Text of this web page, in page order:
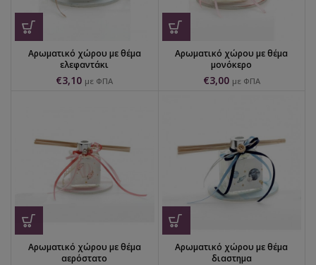
Αρωματικό χώρου με θέμα
ελεφαντάκι
€3,10 με ΦΠΑ
Αρωματικό χώρου με θέμα
μονόκερο
€3,00 με ΦΠΑ
Αρωματικό χώρου με θέμα
αερόστατο
Αρωματικό χώρου με θέμα
διαστημα